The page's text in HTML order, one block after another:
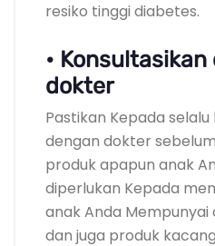
resiko tinggi diabetes.
•
dokter
Pastikan Kepada
dengan dokter
produk apapun anak
diperlukan Kepada
anak Anda
dan juga produk